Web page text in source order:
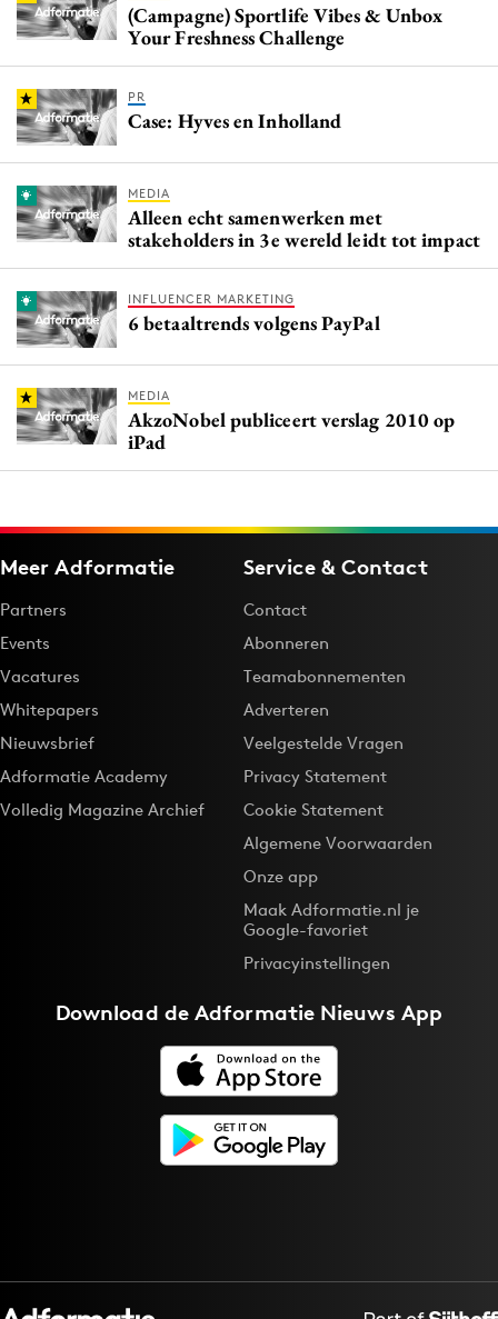
(Campagne) Sportlife Vibes & Unbox
Your Freshness Challenge
PR
Case: Hyves en Inholland
MEDIA
Alleen echt samenwerken met
stakeholders in 3e wereld leidt tot impact
INFLUENCER MARKETING
6 betaaltrends volgens PayPal
MEDIA
AkzoNobel publiceert verslag 2010 op
iPad
Meer Adformatie
Partners
Events
Vacatures
Whitepapers
Nieuwsbrief
Adformatie Academy
Volledig Magazine Archief
Service & Contact
Contact
Abonneren
Teamabonnementen
Adverteren
Veelgestelde Vragen
Privacy Statement
Cookie Statement
Algemene Voorwaarden
Onze app
Maak Adformatie.nl je
Google-favoriet
Privacyinstellingen
Download deAdformatie Nieuws App